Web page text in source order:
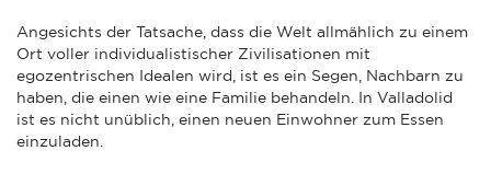
Angesichts der Tatsache, dass die Welt allmählich zu einem
Ort voller individualistischer Zivilisationen mit
egozentrischen Idealen wird, ist es ein Segen, Nachbarn zu
haben, die einen wie eine Familie behandeln. In Valladolid
ist es nicht unüblich, einen neuen Einwohner zum Essen
einzuladen.